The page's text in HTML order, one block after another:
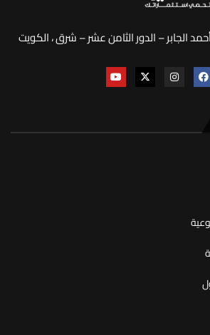
الجابر – الدور الثامن عشر – شرق ، الكويت